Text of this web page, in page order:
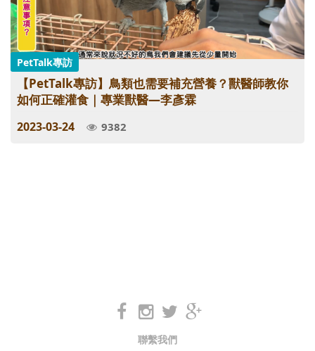
PetTalk專訪
【PetTalk專訪】鳥類也需要補充營養？獸醫師教你
如何正確灌食｜專業獸醫—李彥霖
2023-03-24 9382
聯繫我們